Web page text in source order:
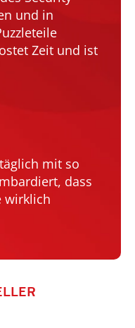
und in
Zeit und ist
mit so
dass
wirklich